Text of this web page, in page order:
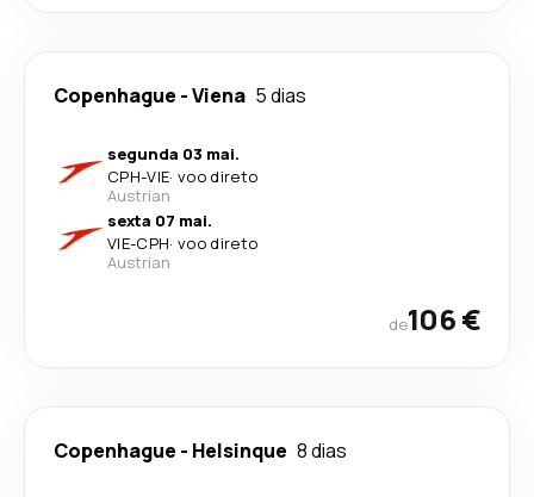
Copenhague -Viena 5 dias
segunda 03 mai.
CPH-VIE· voo direto
Austrian
sexta 07 mai.
VIE-CPH· voo direto
Austrian
de106 €
Copenhague - Helsinque 8 dias